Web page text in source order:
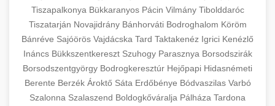
Tiszapalkonya Bükkaranyos Pácin Vilmány Tibolddaróc
Tiszatarján Novajidrány Bánhorváti Bodroghalom Köröm
Bánréve Sajóörös Vajdácska Tard Taktakenéz Igrici Kenézlő
Ináncs Bükkszentkereszt Szuhogy Parasznya Borsodszirák
Borsodszentgyörgy Bodrogkeresztúr Hejőpapi Hidasnémeti
Berente Berzék Ároktő Sáta Erdőbénye Bódvaszilas Varbó
Szalonna Szalaszend Boldogkőváralja Pálháza Tardona